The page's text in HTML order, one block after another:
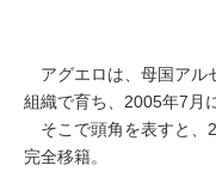
アグエロは、母国アル
組織で育ち、2005年7月
そこで頭角を表すと、
完全移籍。